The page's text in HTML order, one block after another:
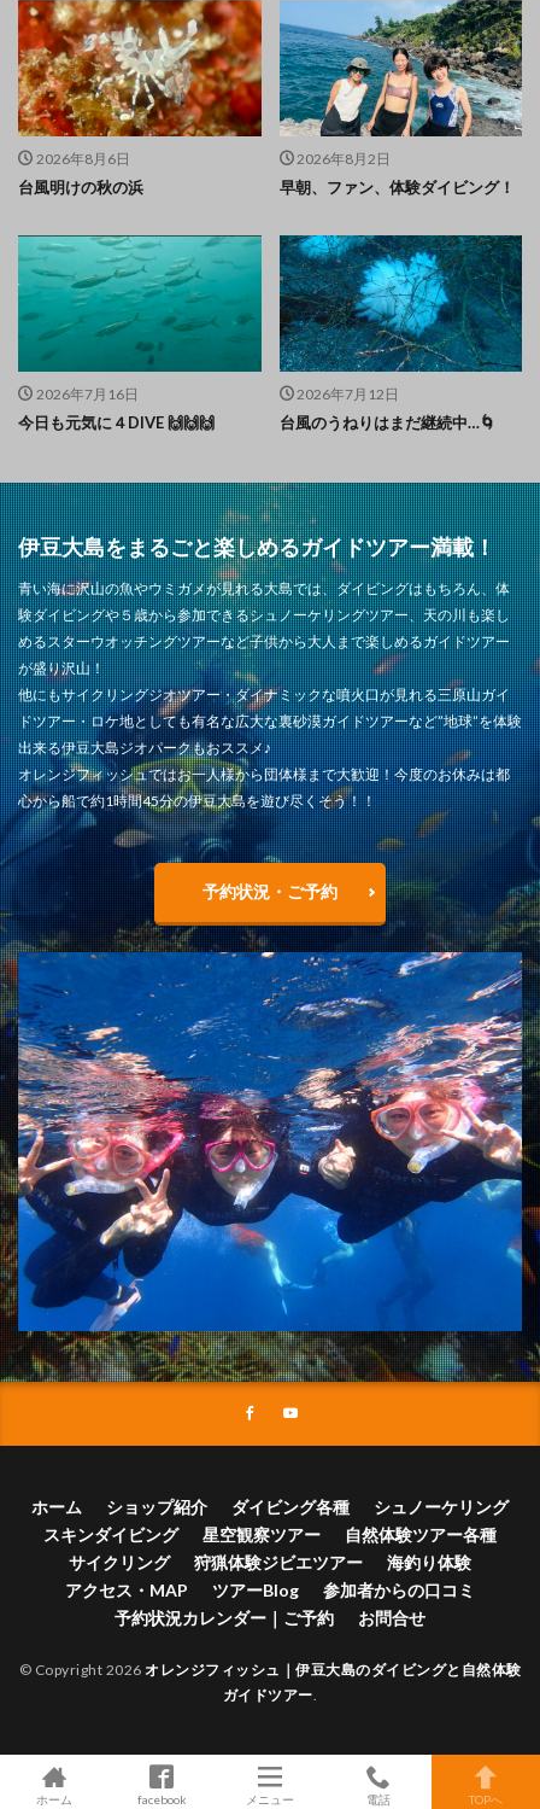
2026年8月6日
台風明けの秋の浜
2026年8月2日
早朝、ファン、体験ダイビング！
2026年7月16日
今日も元気に４DIVE 🙌🙌🙌
2026年7月12日
台風のうねりはまだ継続中…🌀
伊豆大島をまるごと楽しめるガイドツアー満載！
青い海に沢山の魚やウミガメが見れる大島では、ダイビングはもちろん、体
験ダイビングや５歳から参加できるシュノーケリングツアー、天の川も楽し
めるスターウオッチングツアーなど子供から大人まで楽しめるガイドツアー
が盛り沢山！
他にもサイクリングジオツアー・ダイナミックな噴火口が見れる三原山ガイ
ドツアー・ロケ地としても有名な広大な裏砂漠ガイドツアーなど”地球”を体験
出来る伊豆大島ジオパークもおススメ♪
オレンジフィッシュではお一人様から団体様まで大歓迎！今度のお休みは都
心から船で約1時間45分の伊豆大島を遊び尽くそう！！
予約状況・ご予約
ホーム ショップ紹介 ダイビング各種
シュノーケリング
スキンダイビング
星空観察ツアー
自然体験ツアー各種
サイクリング
狩猟体験ジビエツアー
海釣り体験
アクセス・MAP
ツアーBlog
参加者からの口コミ
予約状況カレンダー｜ご予約
お問合せ
© Copyright 2026 オレンジフィッシュ｜伊豆大島のダイビングと自然体験
ガイドツアー
ホーム facebook メニュー 電話 TOPへ